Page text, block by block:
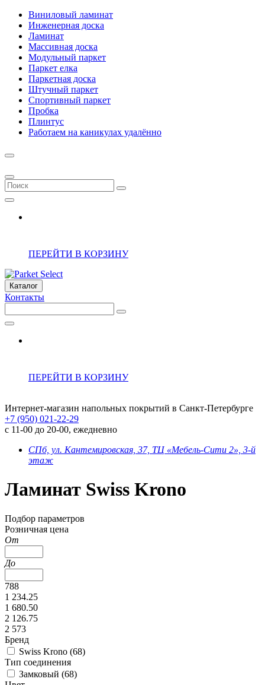
Виниловый ламинат
Инженерная доска
Ламинат
Массивная доска
Модульный паркет
Паркет елка
Паркетная доска
Штучный паркет
Спортивный паркет
Пробка
Плинтус
Работаем на каникулах удалённо
ПЕРЕЙТИ В КОРЗИНУ
Каталог
Контакты
ПЕРЕЙТИ В КОРЗИНУ
Интернет-магазин напольных покрытий в Санкт-Петербурге
+7 (950) 021-22-29
с 11-00 до 20-00, ежедневно
СПб, ул. Кантемировская, 37, ТЦ «Мебель-Сити 2», 3-й
этаж
Ламинат Swiss Krono
Подбор параметров
Розничная цена
От
До
788
1 234.25
1 680.50
2 126.75
2 573
Бренд
Swiss Krono (68)
Тип соединения
Замковый (68)